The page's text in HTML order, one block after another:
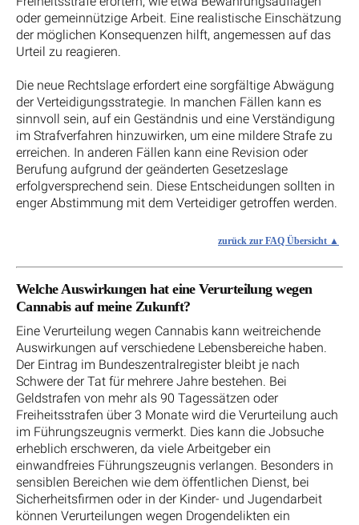
oder gemeinnützige Arbeit. Eine realistische Einschätzung
der möglichen Konsequenzen hilft, angemessen auf das
Urteil zu reagieren.
Die neue Rechtslage erfordert eine sorgfältige Abwägung
der Verteidigungsstrategie. In manchen Fällen kann es
sinnvoll sein, auf ein Geständnis und eine Verständigung
im Strafverfahren hinzuwirken, um eine mildere Strafe zu
erreichen. In anderen Fällen kann eine Revision oder
Berufung aufgrund der geänderten Gesetzeslage
erfolgversprechend sein. Diese Entscheidungen sollten in
enger Abstimmung mit dem Verteidiger getroffen werden.
zurück zur FAQ Übersicht
Welche Auswirkungen hat eine Verurteilung wegen
Cannabis auf meine Zukunft?
Eine Verurteilung wegen Cannabis kann weitreichende
Auswirkungen auf verschiedene Lebensbereiche haben.
Der Eintrag im Bundeszentralregister bleibt je nach
Schwere der Tat für mehrere Jahre bestehen. Bei
Geldstrafen von mehr als 90 Tagessätzen oder
Freiheitsstrafen über 3 Monate wird die Verurteilung auch
im Führungszeugnis vermerkt. Dies kann die Jobsuche
erheblich erschweren, da viele Arbeitgeber ein
einwandfreies Führungszeugnis verlangen. Besonders in
sensiblen Bereichen wie dem öffentlichen Dienst, bei
Sicherheitsfirmen oder in der Kinder- und Jugendarbeit
können Verurteilungen wegen Drogendelikten ein